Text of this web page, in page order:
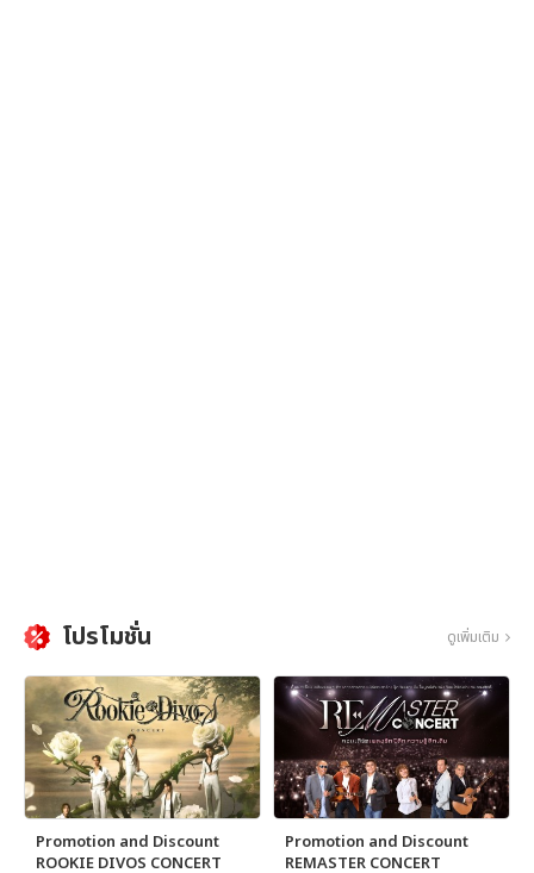
โปรโมชั่น ดูเพิ่มเติม
Promotion and Discount
ROOKIE DIVOS CONCERT
Promotion and Discount
REMASTER CONCERT